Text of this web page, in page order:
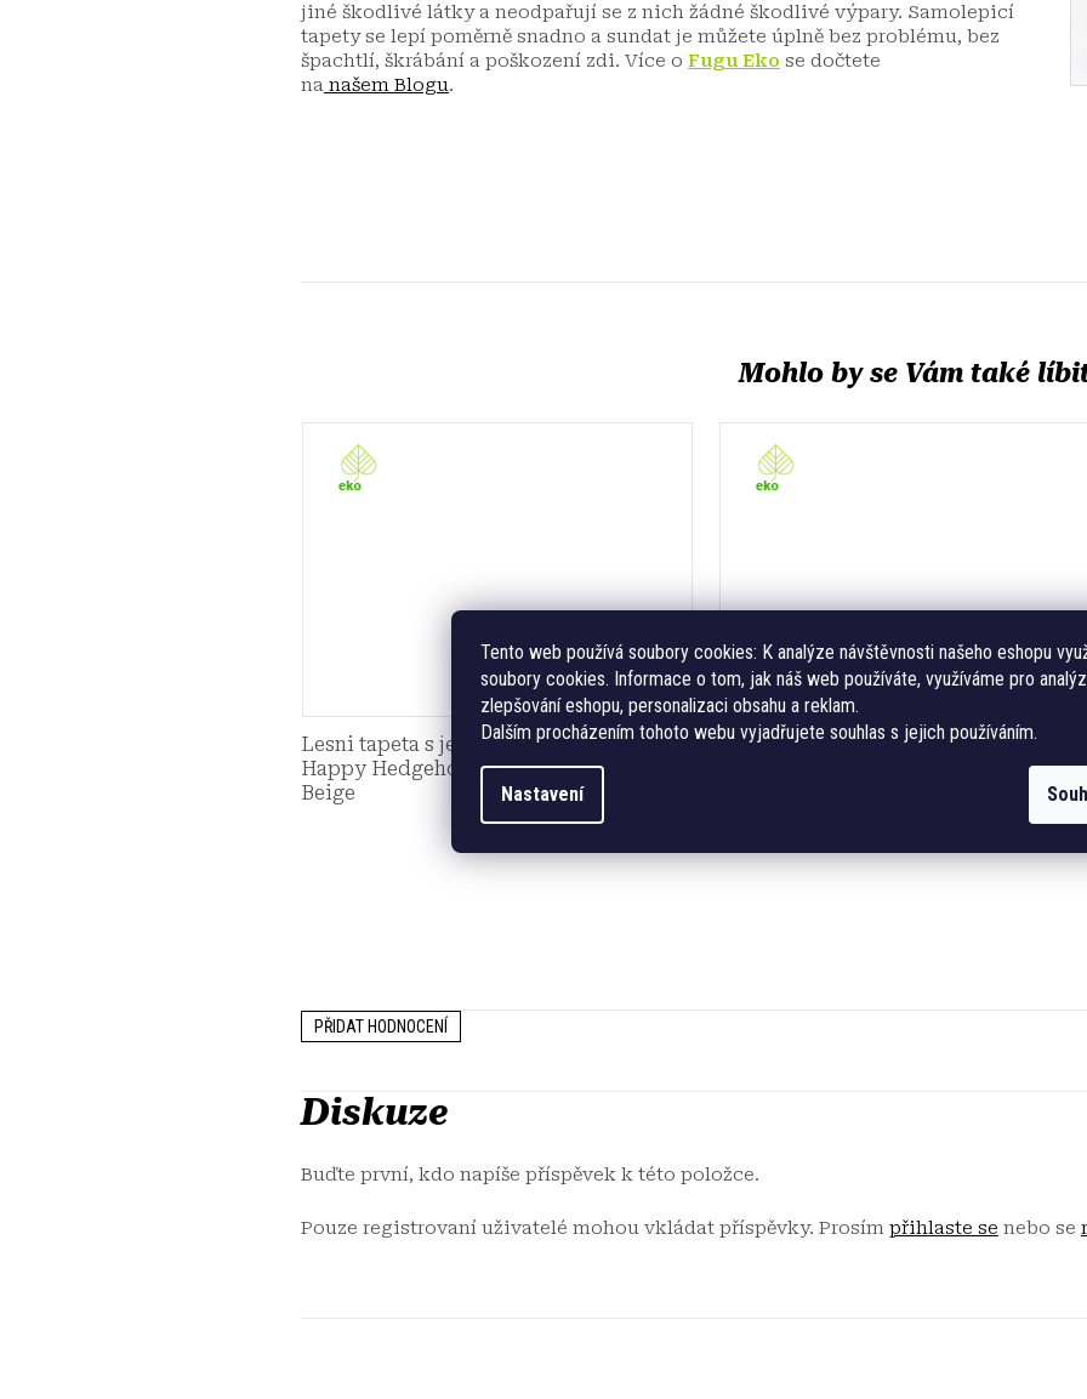
Tento web používá soubory cookies: K analýze návštěvnosti našeho eshopu
soubory cookies. Informace o tom, jak náš web používáte, využíváme pro
zlepšování eshopu, personalizaci obsahu a reklam.
Dalším procházením tohoto webu vyjadřujete souhlas s jejich používáním.
Nastavení
jiné škodlivé látky a neodpařují se z nich žádné škodlivé výpary. Samolepicí
tapety se lepí poměrně snadno a sundat je můžete úplně bez problému, bez
špachtlí, škrábání a poškození zdi. Více o Fugu Eko se dočtete
na našem Blogu.
Lesni tapeta s jezky -
Happy Hedgehog
Beige
od830 Kč
Měrná
cena:
od 830 Kč / 1 m2
Tapeta srnky -
od
od 830 Kč / 1 m2
PŘIDAT HODNOCENÍ
Diskuze
Buďte první, kdo napíše příspěvek k této položce.
Pouze registrovaní uživatelé mohou vkládat příspěvky. Prosím přihlaste se nebo se